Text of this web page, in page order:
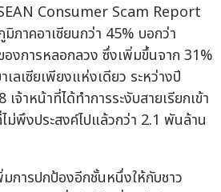
Consumer Scam Report
ภาคอาเซียนกว่า 45% บอกว่า
องการหลอกลวง ซึ่งเพิ่มขึ้นจาก 31%
ลเซียเพียงแห่งเดียว ระหว่างปี
จ้าหน้าที่ได้ทำการระงับสายเรียกเข้า
ม่พึงประสงค์ไปแล้วกว่า 2.1 พันล้าน
การปกป้องอีกชั้นหนึ่งให้กับชาว